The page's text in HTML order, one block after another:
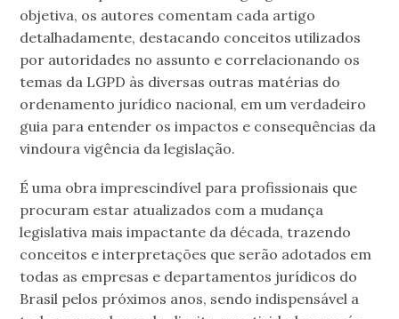
objetiva, os autores comentam cada artigo
detalhadamente, destacando conceitos utilizados
por autoridades no assunto e correlacionando os
temas da LGPD às diversas outras matérias do
ordenamento jurídico nacional, em um verdadeiro
guia para entender os impactos e consequências da
vindoura vigência da legislação.
É uma obra imprescindível para profissionais que
procuram estar atualizados com a mudança
legislativa mais impactante da década, trazendo
conceitos e interpretações que serão adotados em
todas as empresas e departamentos jurídicos do
Brasil pelos próximos anos, sendo indispensável a